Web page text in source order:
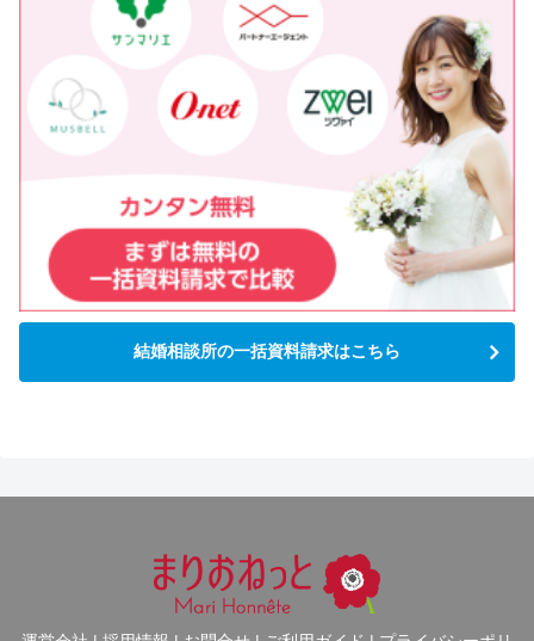
結婚相談所の一括資料請求はこちら